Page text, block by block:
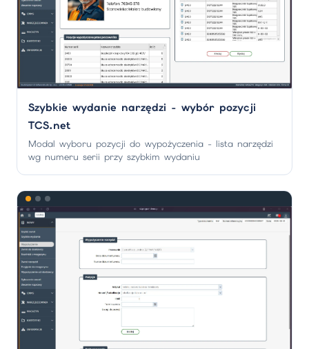
Szybkie wydanie narzędzi - wybór pozycji
TCS.net
Modal wyboru pozycji do wypożyczenia - lista narzędzi
wg numeru serii przy szybkim wydaniu